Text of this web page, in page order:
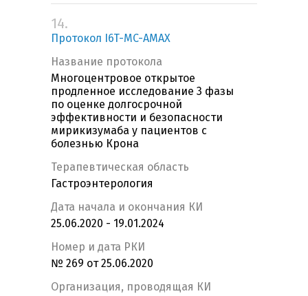
14.
Протокол I6T-MC-AMAX
Название протокола
Многоцентровое открытое
продленное исследование 3 фазы
по оценке долгосрочной
эффективности и безопасности
мирикизумаба у пациентов с
болезнью Крона
Терапевтическая область
Гастроэнтерология
Дата начала и окончания КИ
25.06.2020 - 19.01.2024
Номер и дата РКИ
№ 269 от 25.06.2020
Организация, проводящая КИ